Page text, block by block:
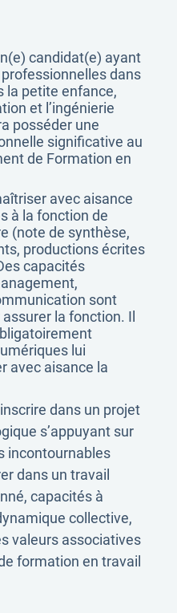
candidat(e) ayant
professionnelles dans
la petite enfance,
et l’ingénierie
posséder une
significative au
de Formation en
avec aisance
à la fonction de
(note de synthèse,
productions écrites
capacités
sont
la fonction. Il
lui
avec aisance la
dans un projet
s’appuyant sur
incontournables
dans un travail
capacités à
collective,
valeurs associatives
formation en travail